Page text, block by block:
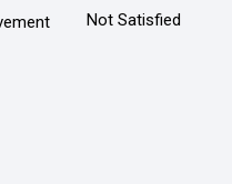
Not Satisfied